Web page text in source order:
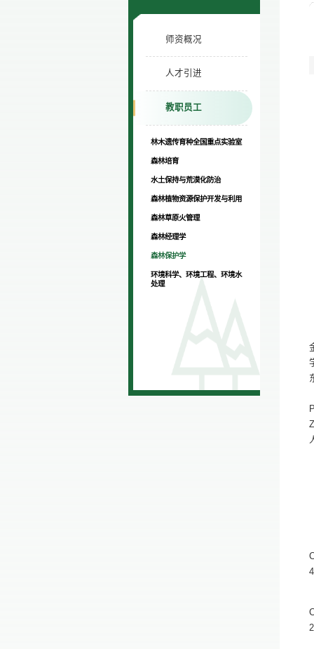
师资概况
人才引进
教职员工
林木遗传育种全国重点实验室
森林培育
水土保持与荒漠化防治
森林植物资源保护开发与利用
森林草原火管理
森林经理学
森林保护学
环境科学、环境工程、环境水
处理